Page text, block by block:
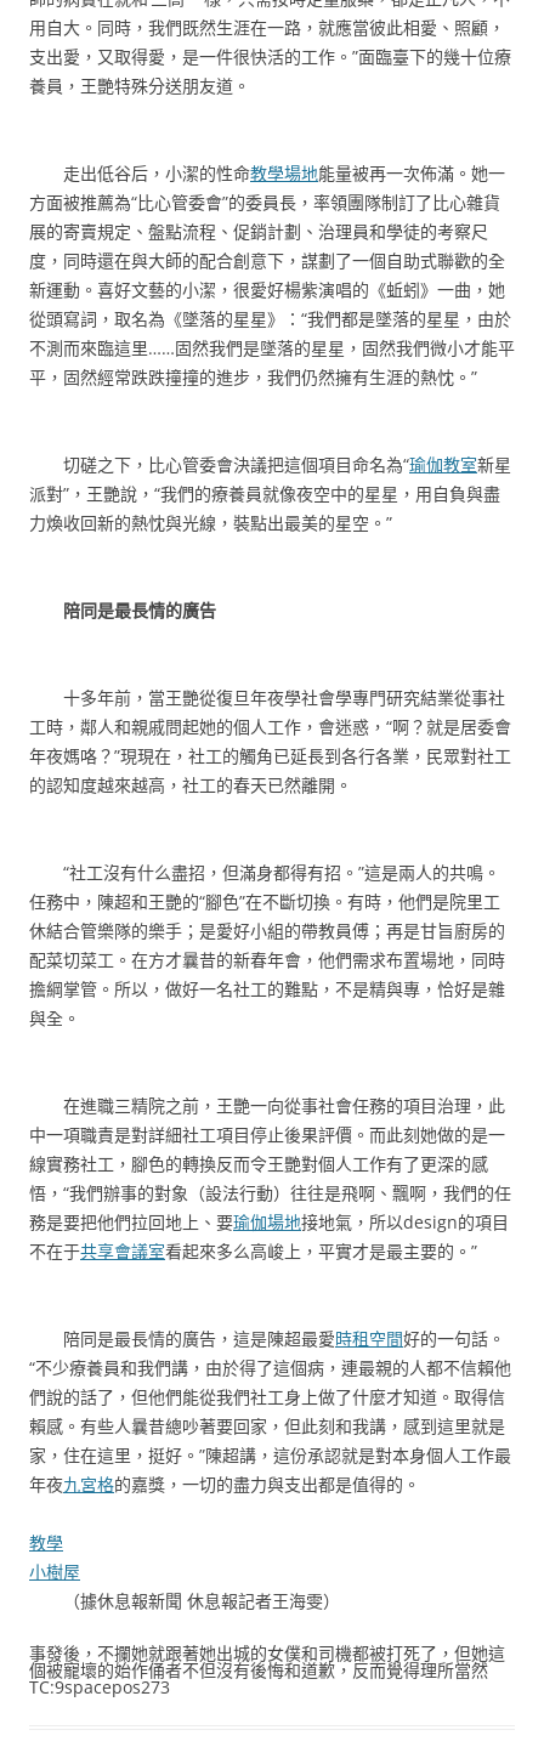
用自大。同時，我們既然生涯在一路，就應當彼此相愛、照顧，
支出愛，又取得愛，是一件很快活的工作。”面臨臺下的幾十位療
養員，王艷特殊分送朋友道。
走出低谷后，小潔的性命教學場地能量被再一次佈滿。她一
方面被推薦為“比心管委會”的委員長，率領團隊制訂了比心雜貨
展的寄賣規定、盤點流程、促銷計劃、治理員和學徒的考察尺
度，同時還在與大師的配合創意下，謀劃了一個自助式聯歡的全
新運動。喜好文藝的小潔，很愛好楊紫演唱的《蚯蚓》一曲，她
從頭寫詞，取名為《墜落的星星》：“我們都是墜落的星星，由於
不測而來臨這里……固然我們是墜落的星星，固然我們微小才能平
平，固然經常跌跌撞撞的進步，我們仍然擁有生涯的熱忱。”
切磋之下，比心管委會決議把這個項目命名為“瑜伽教室新星
派對”，王艷說，“我們的療養員就像夜空中的星星，用自負與盡
力煥收回新的熱忱與光線，裝點出最美的星空。”
陪同是最長情的廣告
十多年前，當王艷從復旦年夜學社會學專門研究結業從事社
工時，鄰人和親戚問起她的個人工作，會迷惑，“啊？就是居委會
年夜媽咯？”現現在，社工的觸角已延長到各行各業，民眾對社工
的認知度越來越高，社工的春天已然離開。
“社工沒有什么盡招，但滿身都得有招。”這是兩人的共鳴。
任務中，陳超和王艷的“腳色”在不斷切換。有時，他們是院里工
休結合管樂隊的樂手；是愛好小組的帶教員傅；再是甘旨廚房的
配菜切菜工。在方才曩昔的新春年會，他們需求布置場地，同時
擔綱掌管。所以，做好一名社工的難點，不是精與專，恰好是雜
與全。
在進職三精院之前，王艷一向從事社會任務的項目治理，此
中一項職責是對詳細社工項目停止後果評價。而此刻她做的是一
線實務社工，腳色的轉換反而令王艷對個人工作有了更深的感
悟，“我們辦事的對象（設法行動）往往是飛啊、飄啊，我們的任
務是要把他們拉回地上、要瑜伽場地接地氣，所以design的項目
不在于共享會議室看起來多么高峻上，平實才是最主要的。”
陪同是最長情的廣告，這是陳超最愛時租空間好的一句話。
“不少療養員和我們講，由於得了這個病，連最親的人都不信賴他
們說的話了，但他們能從我們社工身上做了什麼才知道。取得信
賴感。有些人曩昔總吵著要回家，但此刻和我講，感到這里就是
家，住在這里，挺好。”陳超講，這份承認就是對本身個人工作最
年夜九宮格的嘉獎，一切的盡力與支出都是值得的。
教學
小樹屋
（據休息報新聞 休息報記者王海雯）
事發後，不攔她就跟著她出城的女僕和司機都被打死了，但她這
個被寵壞的始作俑者不但沒有後悔和道歉，反而覺得理所當然
TC:9spacepos273